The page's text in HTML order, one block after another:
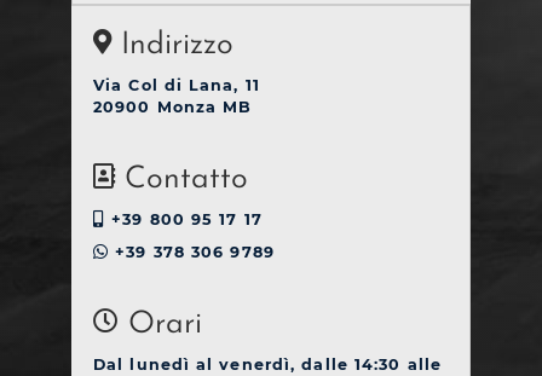
Indirizzo
Via Col di Lana, 11
20900 Monza MB
Contatto
+39 800 95 17 17
+39 378 306 9789
Orari
Dal lunedì al venerdì, dalle 14:30 alle